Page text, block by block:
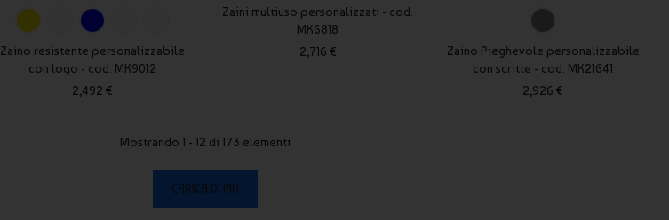
Zaino resistente personalizzabile
con logo - cod. MK9012
2,492 €
Zaini multiuso personalizzati - cod.
MK6818
2,716 €
Zaino Pieghevole personalizzabile
con scritte - cod. MK21641
2,926 €
Mostrando 1 - 12 di 173 elementi
CARICA DI PIÙ